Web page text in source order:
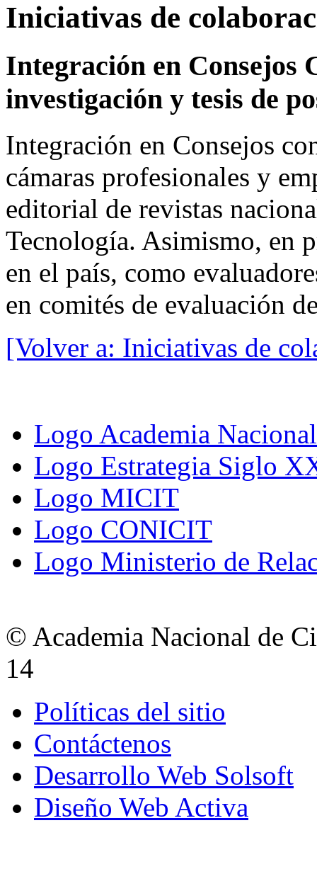
Iniciativas de
Integración en Consejos
investigación y tesis de
Integración en Consejos
cámaras profesionales y
editorial de revistas
Tecnología. Asimismo, en
en el país, como
en comités de evaluación
[Volver a: Iniciativas de
Logo Academia
Logo Estrategia Siglo
Logo MICIT
Logo CONICIT
Logo Ministerio de
© Academia Nacional de
14
Políticas del sitio
Contáctenos
Desarrollo Web Solsoft
Diseño Web Activa